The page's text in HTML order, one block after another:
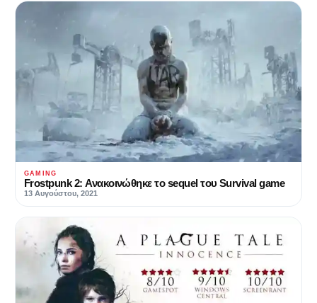
GAMING
Frostpunk 2: Ανακοινώθηκε το sequel του Survival game
13 Αυγούστου, 2021